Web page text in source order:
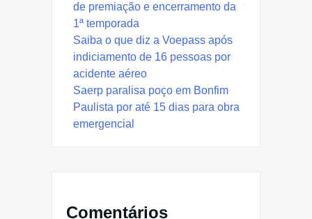
de premiação e encerramento da
1ª temporada
Saiba o que diz a Voepass após
indiciamento de 16 pessoas por
acidente aéreo
Saerp paralisa poço em Bonfim
Paulista por até 15 dias para obra
emergencial
Comentários